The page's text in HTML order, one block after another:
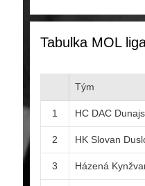
Tabulka MOL
Tým
1 HC DAC
2 HK Slovan
3 Házená